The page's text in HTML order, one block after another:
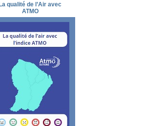
qualité de l’Air avec
ATMO